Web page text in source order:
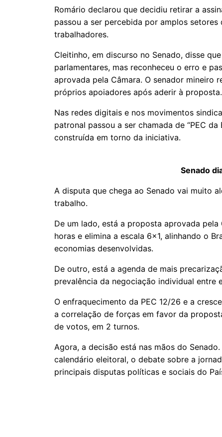
Romário declarou que decidiu retirar a
passou a ser percebida por amplos
trabalhadores.
Cleitinho, em discurso no Senado, disse
parlamentares, mas reconheceu o erro e
aprovada pela Câmara. O senador
próprios apoiadores após aderir à proposta.
Nas redes digitais e nos movimentos
patronal passou a ser chamada de “PEC
construída em torno da iniciativa.
Senado
A disputa que chega ao Senado vai muito
trabalho.
De um lado, está a proposta aprovada
horas e elimina a escala 6×1, alinhando o
economias desenvolvidas.
De outro, está a agenda de mais
prevalência da negociação individual entre
O enfraquecimento da PEC 12/26 e a
a correlação de forças em favor da
de votos, em 2 turnos.
Agora, a decisão está nas mãos do
calendário eleitoral, o debate sobre a
principais disputas políticas e sociais do